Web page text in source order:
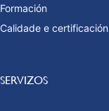
Formación
Calidade e
SERVIZOS